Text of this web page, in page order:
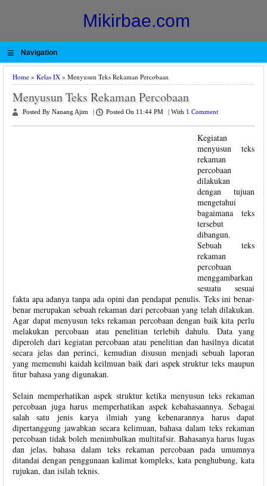
Mikirbae.com
≡ Navigation
Home » Kelas IX » Menyusun Teks Rekaman Percobaan
Menyusun Teks Rekaman Percobaan
Posted By Nanang Ajim Posted On 11:44 PM With 1 Comment
Kegiatan
menyusun teks
rekaman
percobaan
dilakukan
dengan tujuan
mengetahui
bagaimana teks
tersebut
dibangun.
Sebuah teks
rekaman
percobaan
menggambarkan
sesuatu sesuai
fakta apa adanya tanpa ada opini dan pendapat penulis. Teks ini benar-
benar merupakan sebuah rekaman dari percobaan yang telah dilakukan.
Agar dapat menyusun teks rekaman percobaan dengan baik kita perlu
melakukan percobaan atau penelitian terlebih dahulu. Data yang
diperoleh dari kegiatan percobaan atau penelitian dan hasilnya dicatat
secara jelas dan perinci, kemudian disusun menjadi sebuah laporan
yang memenuhi kaidah keilmuan baik dari aspek struktur teks maupun
fitur bahasa yang digunakan.
Selain memperhatikan aspek struktur ketika menyusun teks rekaman
percobaan juga harus memperhatikan aspek kebahasaannya. Sebagai
salah satu jenis karya ilmiah yang kebenarannya harus dapat
dipertanggung jawabkan secara kelimuan, bahasa dalam teks rekaman
percobaan tidak boleh menimbulkan multitafsir. Bahasanya harus lugas
dan jelas, bahasa dalam teks rekaman percobaan pada umumnya
ditandai dengan penggunaan kalimat kompleks, kata penghubung, kata
rujukan, dan isilah teknis.